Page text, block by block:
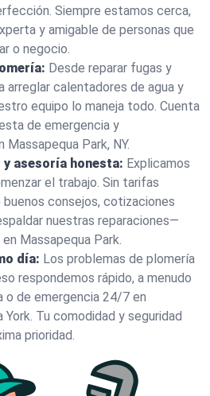
Siempre estamos cerca,
y amigable de personas que
o negocio.
Desde reparar fugas y
arreglar calentadores de agua y
equipo lo maneja todo. Cuenta
de emergencia y
Park, NY.
asesoría honesta: Explicamos
el trabajo. Sin tarifas
consejos, cotizaciones
nuestras reparaciones—
Massapequa Park.
día: Los problemas de plomería
respondemos rápido, a menudo
o de emergencia 24/7 en
York. Tu comodidad y seguridad
prioridad.